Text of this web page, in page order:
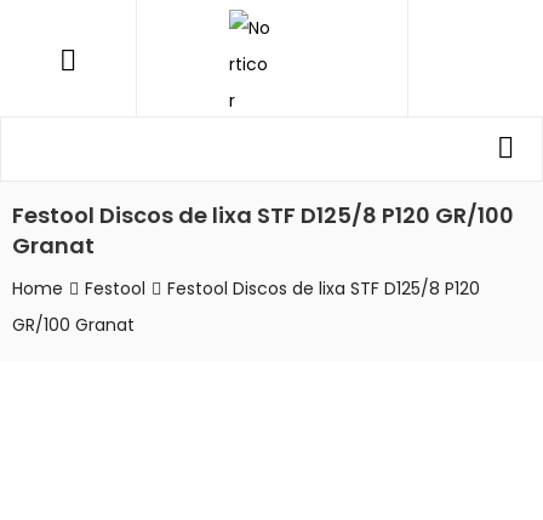
Festool Discos de lixa STF D125/8 P120 GR/100
Granat
Home Festool
Festool Discos de lixa STF D125/8 P120
GR/100 Granat